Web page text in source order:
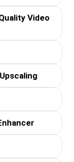
Video